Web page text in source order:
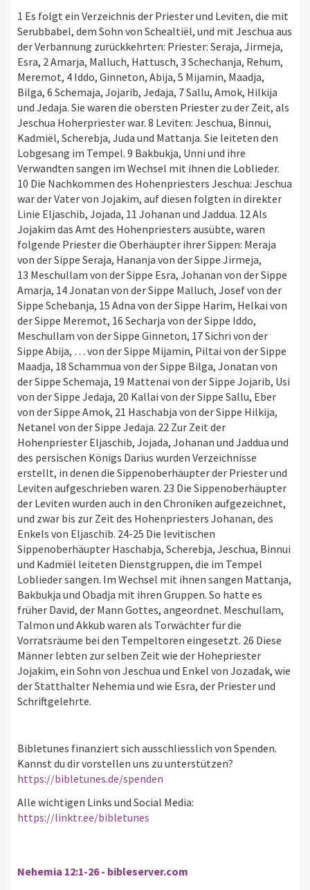
1 Es folgt ein Verzeichnis der Priester und Leviten, die mit
Serubbabel, dem Sohn von Schealtiël, und mit Jeschua aus
der Verbannung zurückkehrten: Priester: Seraja, Jirmeja,
Esra, 2 Amarja, Malluch, Hattusch, 3 Schechanja, Rehum,
Meremot, 4 Iddo, Ginneton, Abija, 5 Mijamin, Maadja,
Bilga, 6 Schemaja, Jojarib, Jedaja, 7 Sallu, Amok, Hilkija
und Jedaja. Sie waren die obersten Priester zu der Zeit, als
Jeschua Hoherpriester war. 8 Leviten: Jeschua, Binnui,
Kadmiël, Scherebja, Juda und Mattanja. Sie leiteten den
Lobgesang im Tempel. 9 Bakbukja, Unni und ihre
Verwandten sangen im Wechsel mit ihnen die Loblieder.
10 Die Nachkommen des Hohenpriesters Jeschua: Jeschua
war der Vater von Jojakim, auf diesen folgten in direkter
Linie Eljaschib, Jojada, 11 Johanan und Jaddua. 12 Als
Jojakim das Amt des Hohenpriesters ausübte, waren
folgende Priester die Oberhäupter ihrer Sippen: Meraja
von der Sippe Seraja, Hananja von der Sippe Jirmeja,
13 Meschullam von der Sippe Esra, Johanan von der Sippe
Amarja, 14 Jonatan von der Sippe Malluch, Josef von der
Sippe Schebanja, 15 Adna von der Sippe Harim, Helkai von
der Sippe Meremot, 16 Secharja von der Sippe Iddo,
Meschullam von der Sippe Ginneton, 17 Sichri von der
Sippe Abija, … von der Sippe Mijamin, Piltai von der Sippe
Maadja, 18 Schammua von der Sippe Bilga, Jonatan von
der Sippe Schemaja, 19 Mattenai von der Sippe Jojarib, Usi
von der Sippe Jedaja, 20 Kallai von der Sippe Sallu, Eber
von der Sippe Amok, 21 Haschabja von der Sippe Hilkija,
Netanel von der Sippe Jedaja. 22 Zur Zeit der
Hohenpriester Eljaschib, Jojada, Johanan und Jaddua und
des persischen Königs Darius wurden Verzeichnisse
erstellt, in denen die Sippenoberhäupter der Priester und
Leviten aufgeschrieben waren. 23 Die Sippenoberhäupter
der Leviten wurden auch in den Chroniken aufgezeichnet,
und zwar bis zur Zeit des Hohenpriesters Johanan, des
Enkels von Eljaschib. 24-25 Die levitischen
Sippenoberhäupter Haschabja, Scherebja, Jeschua, Binnui
und Kadmiël leiteten Dienstgruppen, die im Tempel
Loblieder sangen. Im Wechsel mit ihnen sangen Mattanja,
Bakbukja und Obadja mit ihren Gruppen. So hatte es
früher David, der Mann Gottes, angeordnet. Meschullam,
Talmon und Akkub waren als Torwächter für die
Vorratsräume bei den Tempeltoren eingesetzt. 26 Diese
Männer lebten zur selben Zeit wie der Hohepriester
Jojakim, ein Sohn von Jeschua und Enkel von Jozadak, wie
der Statthalter Nehemia und wie Esra, der Priester und
Schriftgelehrte.
Bibletunes finanziert sich ausschliesslich von Spenden.
Kannst du dir vorstellen uns zu unterstützen?
https://bibletunes.de/spenden
Alle wichtigen Links und Social Media:
https://linktr.ee/bibletunes
Nehemia 12:1-26 - bibleserver.com